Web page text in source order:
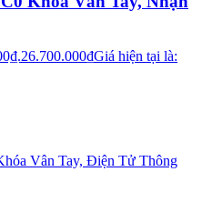
26.700.000₫Giá hiện tại là: